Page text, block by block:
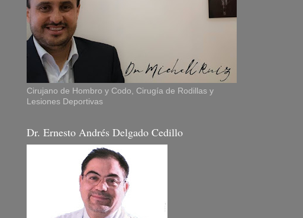
Cirujano de Hombro y Codo, Cirugía de Rodillas y
Lesiones Deportivas
Dr. Ernesto Andrés Delgado Cedillo